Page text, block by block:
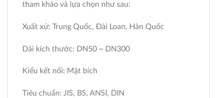
tham khảo và lựa chọn như sau:
Xuất xứ: Trung Quốc, Đài Loan, Hàn Quốc
Dải kích thước: DN50 ~ DN300
Kiểu kết nối: Mặt bích
Tiêu chuẩn: JIS, BS, ANSI, DIN